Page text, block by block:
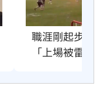
職涯剛起步　
「上場被雷劈